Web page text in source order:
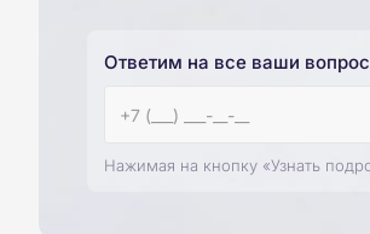
Ответим на все ваши
Нажимая на кнопку «Узнать